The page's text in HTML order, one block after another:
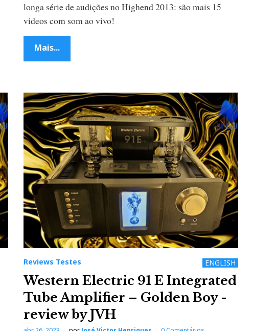
longa série de audições no Highend 2013: são mais 15
videos com som ao vivo!
Mais...
Reviews Testes ENGLISH
Western Electric 91 E Integrated
Tube Amplifier – Golden Boy -
review by JVH